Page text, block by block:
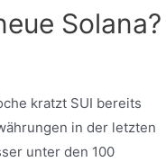
Solana?
kratzt SUI bereits
in der letzten
unter den 100